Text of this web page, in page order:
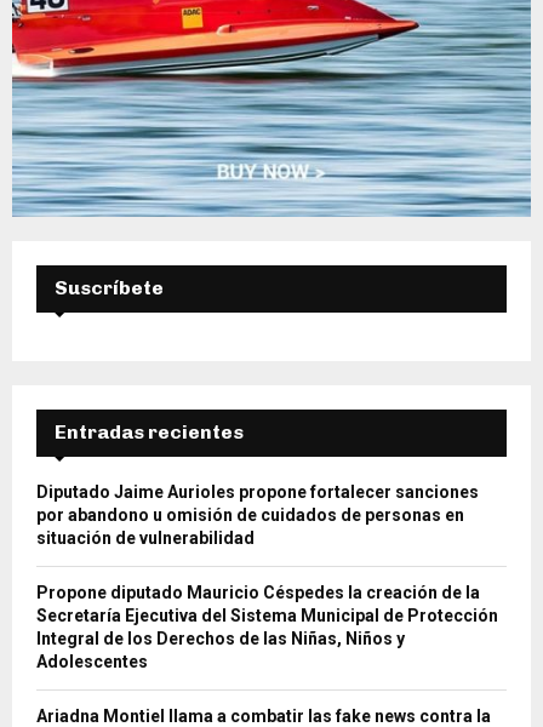
Suscríbete
Entradas recientes
Diputado Jaime Aurioles propone fortalecer sanciones
por abandono u omisión de cuidados de personas en
situación de vulnerabilidad
Propone diputado Mauricio Céspedes la creación de la
Secretaría Ejecutiva del Sistema Municipal de Protección
Integral de los Derechos de las Niñas, Niños y
Adolescentes
Ariadna Montiel llama a combatir las fake news contra la